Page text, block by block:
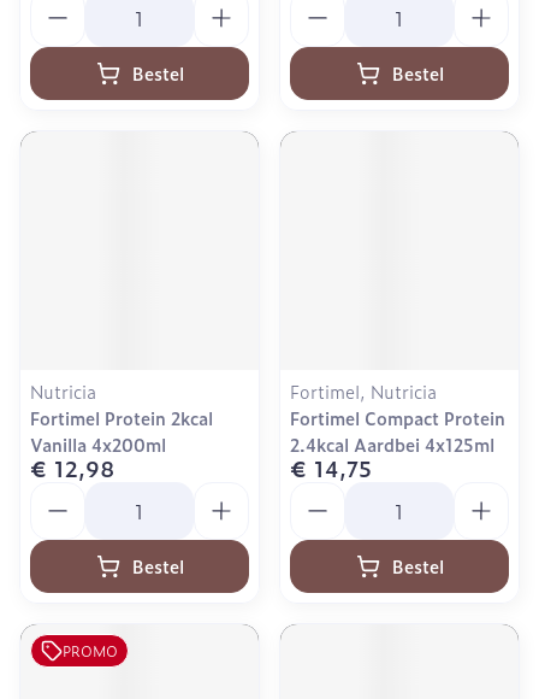
Bestel Bestel
Nutricia
Fortimel Protein 2kcal
Vanilla 4x200ml
€ 12,98
Bestel
Fortimel, Nutricia
Fortimel Compact Protein
2.4kcal Aardbei 4x125ml
€ 14,75
Bestel
PROMO